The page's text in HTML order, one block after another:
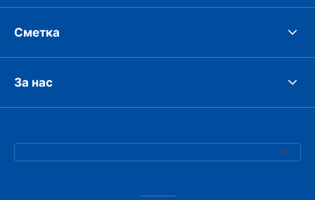
Сметка
За нас